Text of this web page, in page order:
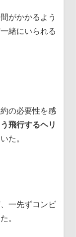
がかかるよう
緒にいられる
の必要性を感
飛行するヘリ
た。
一先ずコンビ
。